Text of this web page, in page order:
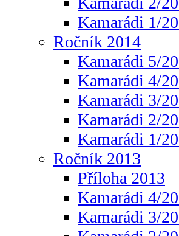
Kamarádi 1/
Ročník 2014
Kamarádi 5/
Kamarádi 4/
Kamarádi 3/
Kamarádi 2/
Kamarádi 1/
Ročník 2013
Příloha 2013
Kamarádi 4/
Kamarádi 3/